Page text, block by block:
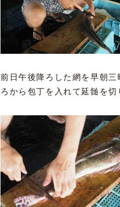
前日午後降ろした網を早朝
ろから包丁を入れて延髄を切